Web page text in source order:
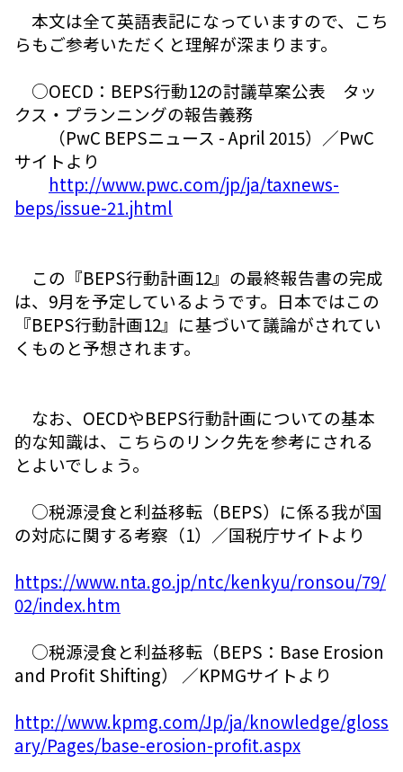
本文は全て英語表記になっていますので、こち
らもご参考いただくと理解が深まります。
○OECD：BEPS行動12の討議草案公表 タッ
クス・プランニングの報告義務
（PwC BEPSニュース - April 2015）／PwC
サイトより
http://www.pwc.com/jp/ja/taxnews-
beps/issue-21.jhtml
この『BEPS行動計画12』の最終報告書の完成
は、9月を予定しているようです。日本ではこの
『BEPS行動計画12』に基づいて議論がされてい
くものと予想されます。
なお、OECDやBEPS行動計画についての基本
的な知識は、こちらのリンク先を参考にされる
とよいでしょう。
○税源浸食と利益移転（BEPS）に係る我が国
の対応に関する考察（1）／国税庁サイトより
https://www.nta.go.jp/ntc/kenkyu/ronsou/79/
02/index.htm
○税源浸食と利益移転（BEPS：Base Erosion
and Profit Shifting） ／KPMGサイトより
http://www.kpmg.com/Jp/ja/knowledge/gloss
ary/Pages/base-erosion-profit.aspx